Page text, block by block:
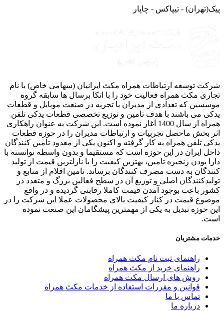
- تیپاکس - چاپار
توسعه ارتباطات همراه مکث ایرانیان (سهامی خاص) با نام
مکث همراه فعالیت خود را با اتکا برسال ها سابقه گروه
که تعدادی از مدیران با تجربه در صنعت موبایل و قطعات
می باشند با هدف تامین و توزیع تخصصی قطعات یدکی تلفن
همراه از سال 1400 آغاز نموده است. این شرکت به عنوان راهکاری
بخش ماحصل تجربیات و ارتباطات مدیران را در حوزه قطعات
تلفن همراه به کار گرفته و اکنون یکی از معدود تامین کنندگان
ایران در این حوزه است که مستقیما و بدون واسطه توانسته با
بودن زنجیره تامین، بهترین کیفیت را با نازلترین قیمت از تولید
به دست مصرف کنندگان برساند. تامین اقلام از منابع و
اصلی و توزیع آن در سطح فعالین بزرگ و متعدد در
باعث بوجود آمدن قیمت کاملا رقابتی گردیده و در واقع
قیمت در کنار کیفیت بالای محصولات عملا این شرکت را در
حوزه تبدیل به یکی از مهمترین پیشگامان این صنعت نموده
مشتریان
راهنمای ثبت نام مکث همراه
راهنمای خرید از مکث همراه
روش های ارسال مکث همراه
قوانین و مقررات استفاده از خدمات مکث همراه
تماس با ما
درباره ما